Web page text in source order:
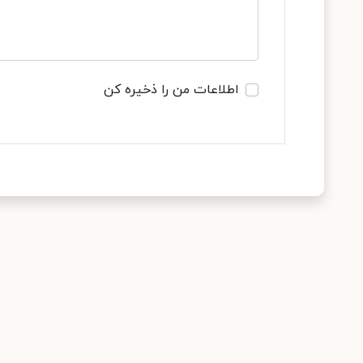
اطلاعات من را ذخیره کن